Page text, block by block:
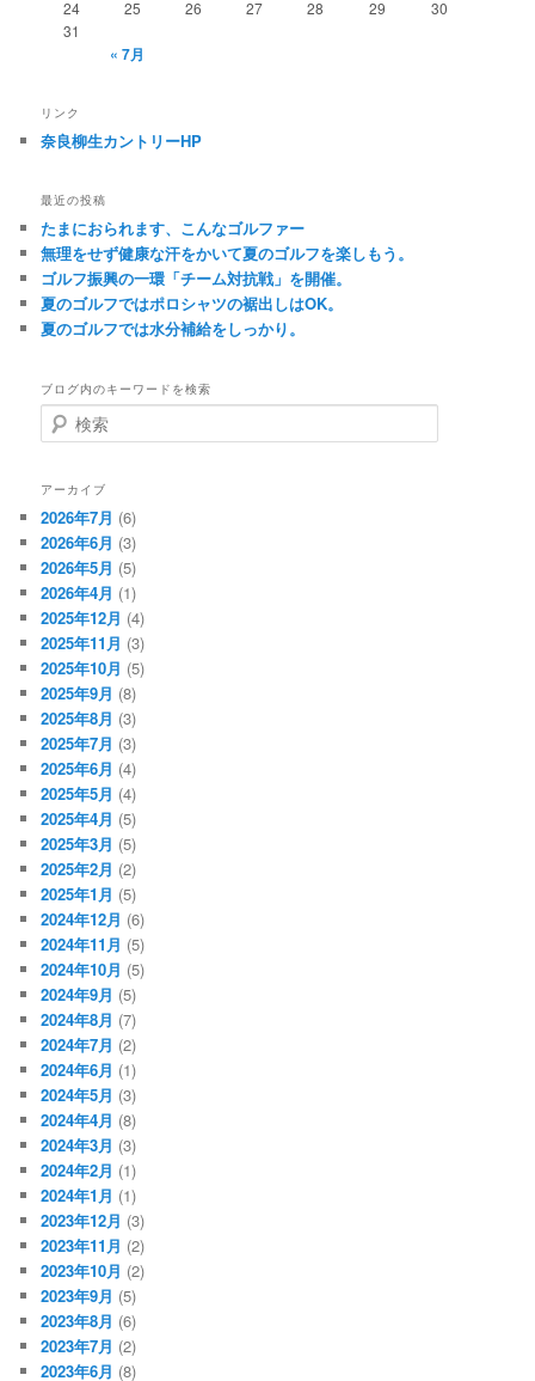
24
25 26 27 28 29
30
31
« 7月
リンク
奈良柳生カントリーHP
最近の投稿
たまにおられます、こんなゴルファー
無理をせず健康な汗をかいて夏のゴルフを楽しもう。
ゴルフ振興の一環「チーム対抗戦」を開催。
夏のゴルフではポロシャツの裾出しはOK。
夏のゴルフでは水分補給をしっかり。
ブログ内のキーワードを検索
検
索
アーカイブ
2026年7月 (6)
2026年6月 (3)
2026年5月 (5)
2026年4月 (1)
2025年12月 (4)
2025年11月 (3)
2025年10月 (5)
2025年9月 (8)
2025年8月 (3)
2025年7月 (3)
2025年6月 (4)
2025年5月 (4)
2025年4月 (5)
2025年3月 (5)
2025年2月 (2)
2025年1月 (5)
2024年12月 (6)
2024年11月 (5)
2024年10月 (5)
2024年9月 (5)
2024年8月 (7)
2024年7月 (2)
2024年6月 (1)
2024年5月 (3)
2024年4月 (8)
2024年3月 (3)
2024年2月 (1)
2024年1月 (1)
2023年12月 (3)
2023年11月 (2)
2023年10月 (2)
2023年9月 (5)
2023年8月 (6)
2023年7月 (2)
2023年6月 (8)